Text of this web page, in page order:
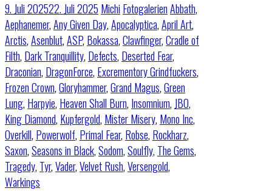
9. Juli 202522. Juli 2025 Michi FotogalerienAbbath,
Aephanemer,Any Given Day,Apocalyptica,April Art,
Arctis,Asenblut,ASP, Bokassa,Clawfinger,Cradle of
Filth, Dark Tranquillity, Defects, Deserted Fear,
Draconian, DragonForce, Excrementory Grindfuckers,
Frozen Crown,Gloryhammer,Grand Magus,Green
Lung, Harpyie, Heaven Shall Burn, Insomnium, JBO,
King Diamond, Kupfergold, Mister Misery, Mono Inc,
Overkill, Powerwolf, Primal Fear, Robse, Rockharz,
Saxon,Seasons in Black,Sodom,Soulfly, The Gems,
Tragedy, Tyr,Vader,Velvet Rush,Versengold,
Warkings